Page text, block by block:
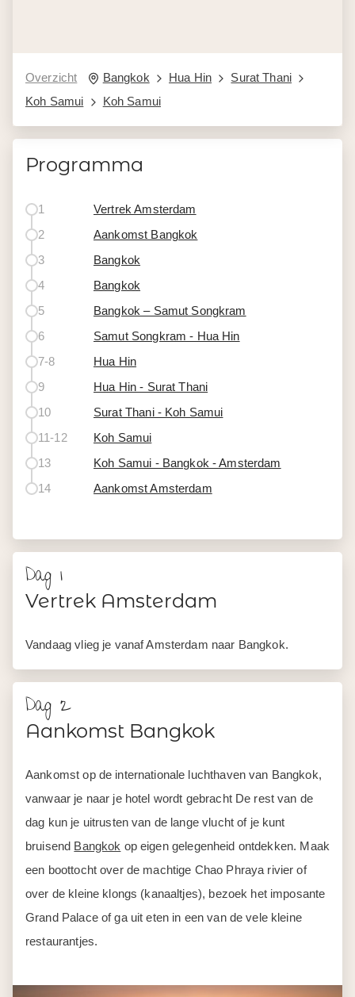
Overzicht Bangkok Hua Hin
Surat Thani
Koh Samui
Koh Samui
Programma
1
Vertrek Amsterdam
2
Aankomst Bangkok
3
Bangkok
4
Bangkok
5
Bangkok – Samut Songkram
6
Samut Songkram - Hua Hin
7-8
Hua Hin
9
Hua Hin - Surat Thani
10
Surat Thani - Koh Samui
11-12
Koh Samui
13
Koh Samui - Bangkok - Amsterdam
14
Aankomst Amsterdam
Dag 1
Vertrek Amsterdam
Vandaag vlieg je vanaf Amsterdam naar Bangkok.
Dag 2
Aankomst Bangkok
Aankomst op de internationale luchthaven van Bangkok,
vanwaar je naar je hotel wordt gebracht De rest van de
dag kun je uitrusten van de lange vlucht of je kunt
bruisend Bangkok op eigen gelegenheid ontdekken. Maak
een boottocht over de machtige Chao Phraya rivier of
over de kleine klongs (kanaaltjes), bezoek het imposante
Grand Palace of ga uit eten in een van de vele kleine
restaurantjes.